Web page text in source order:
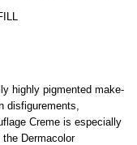
highly pigmented make-
disfigurements,
Creme is especially
Dermacolor